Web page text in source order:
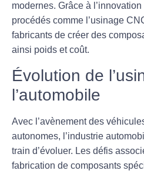
modernes. Grâce à
procédés comme l’usinage
fabricants de créer des
ainsi poids et coût.
Évolution de
l’automobile
Avec l’avènement des
autonomes, l’industrie
train d’évoluer. Les défis
fabrication de composants